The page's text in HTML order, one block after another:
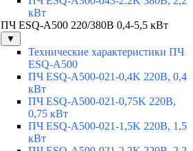
кВт
ПЧ ESQ-A500 220/380В 0,4-5,5 кВт
▼
Технические характеристики ПЧ
ESQ-A500
ПЧ ESQ-A500-021-0,4K 220В, 0,4
кВт
ПЧ ESQ-A500-021-0,75K 220В,
0,75 кВт
ПЧ ESQ-A500-021-1,5K 220В, 1,5
кВт